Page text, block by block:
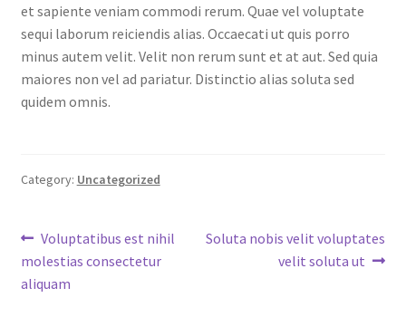
et sapiente veniam commodi rerum. Quae vel voluptate
sequi laborum reiciendis alias. Occaecati ut quis porro
minus autem velit. Velit non rerum sunt et at aut. Sed quia
maiores non vel ad pariatur. Distinctio alias soluta sed
quidem omnis.
Category: Uncategorized
Post
navigation
Previous
post:
Voluptatibus est nihil
molestias consectetur
aliquam
Next
Soluta nobis velit voluptates
velit soluta ut